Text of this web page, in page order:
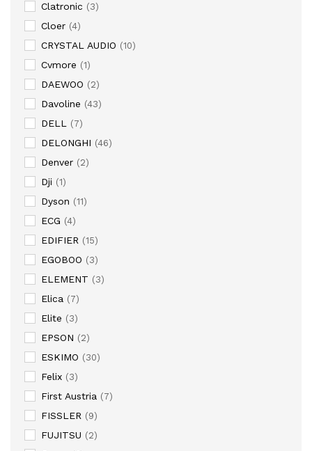
Clatronic (3)
Cloer (4)
CRYSTAL AUDIO (10)
Cvmore (1)
DAEWOO (2)
Davoline (43)
DELL (7)
DELONGHI (46)
Denver (2)
Dji (1)
Dyson (11)
ECG (4)
EDIFIER (15)
EGOBOO (3)
ELEMENT (3)
Elica (7)
Elite (3)
EPSON (2)
ESKIMO (30)
Felix (3)
First Austria (7)
FISSLER (9)
FUJITSU (2)